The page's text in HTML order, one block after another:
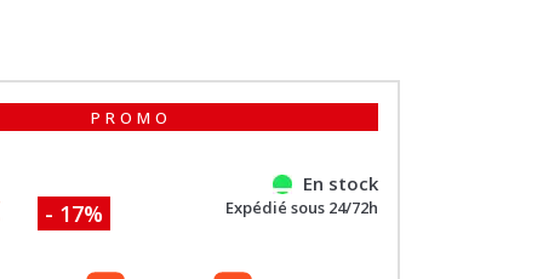
PROMO
- 17%
En stock
Expédié sous 24/72h